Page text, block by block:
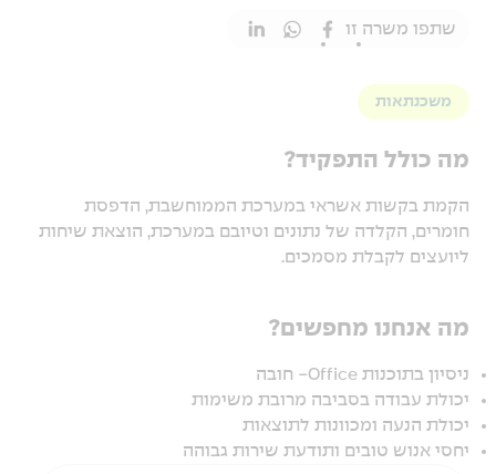
שתפו משרה זו
משכנתאות
מה כולל התפקיד?
הקמת בקשות אשראי במערכת הממוחשבת, הדפסת
חומרים, הקלדה של נתונים וטיובם במערכת, הוצאת שיחות
ליועצים לקבלת מסמכים.
מה אנחנו מחפשים?
ניסיון בתוכנות Office- חובה
יכולת עבודה בסביבה מרובת משימות
יכולת הנעה ומכוונות לתוצאות
יחסי אנוש טובים ותודעת שירות גבוהה